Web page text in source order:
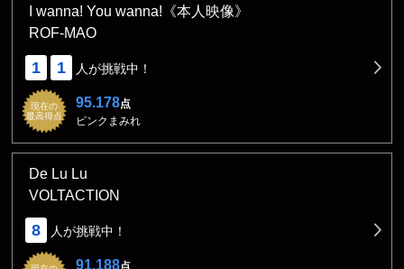
I wanna! You wanna!《本人映像》
ROF-MAO
1 1 人が挑戦中！
現在の
最高得点
95.178点
ピンクまみれ
De Lu Lu
VOLTACTION
8 人が挑戦中！
91.188点